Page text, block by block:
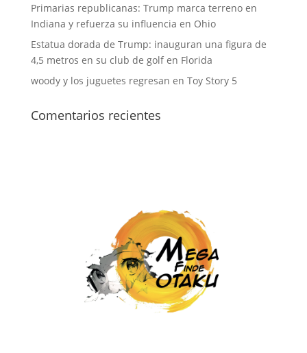
Primarias republicanas: Trump marca terreno en
Indiana y refuerza su influencia en Ohio
Estatua dorada de Trump: inauguran una figura de
4,5 metros en su club de golf en Florida
woody y los juguetes regresan en Toy Story 5
Comentarios recientes